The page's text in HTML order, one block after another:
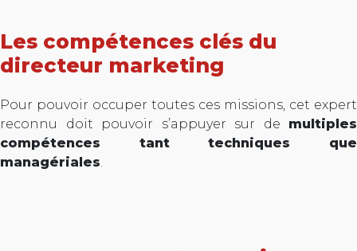
Les compétences clés du
directeur marketing
Pour pouvoir occuper toutes ces missions, cet expert
reconnu doit pouvoir s’appuyer sur de multiples
compétences tant techniques que
managériales